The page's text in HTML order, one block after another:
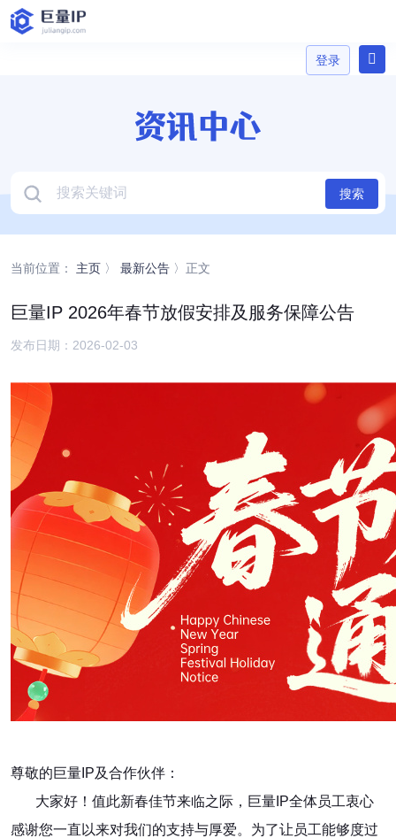
登录
搜索
当前位置： 主页 〉 最新公告 〉正文
巨量IP 2026年春节放假安排及服务保障公告
发布日期：2026-02-03
尊敬的巨量IP及合作伙伴：
大家好！值此新春佳节来临之际，巨量IP全体员工衷心
感谢您一直以来对我们的支持与厚爱。为了让员工能够度过